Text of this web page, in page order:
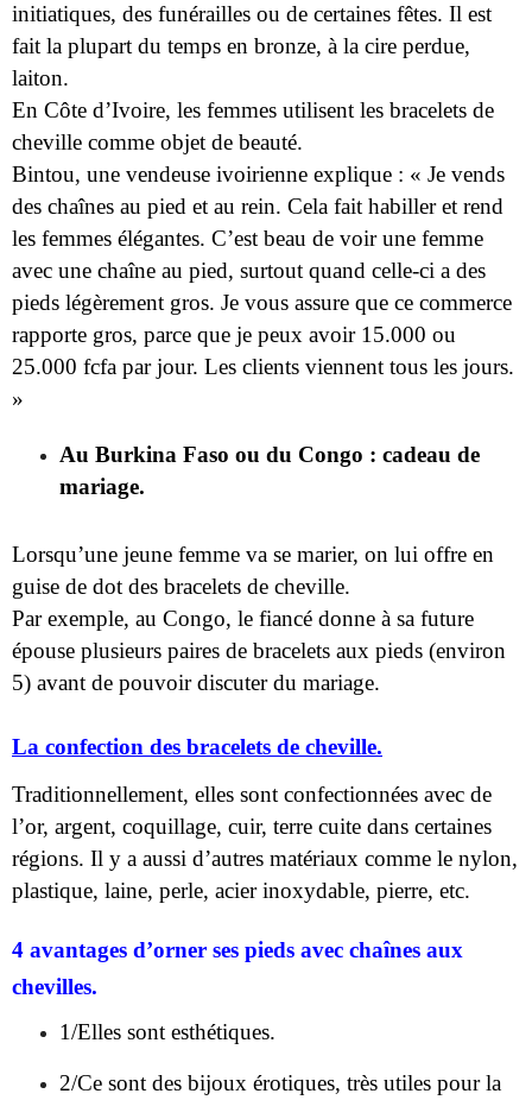
initiatiques, des funérailles ou de certaines fêtes. Il est
fait la plupart du temps en bronze, à la cire perdue,
laiton.
En Côte d’Ivoire, les femmes utilisent les bracelets de
cheville comme objet de beauté.
Bintou, une vendeuse ivoirienne explique : « Je vends
des chaînes au pied et au rein. Cela fait habiller et rend
les femmes élégantes. C’est beau de voir une femme
avec une chaîne au pied, surtout quand celle-ci a des
pieds légèrement gros. Je vous assure que ce commerce
rapporte gros, parce que je peux avoir 15.000 ou
25.000 fcfa par jour. Les clients viennent tous les jours.
»
Au Burkina Faso ou du Congo : cadeau de
mariage.
Lorsqu’une jeune femme va se marier, on lui offre en
guise de dot des bracelets de cheville.
Par exemple, au Congo, le fiancé donne à sa future
épouse plusieurs paires de bracelets aux pieds (environ
5) avant de pouvoir discuter du mariage.
La confection des bracelets de cheville.
Traditionnellement, elles sont confectionnées avec de
l’or, argent, coquillage, cuir, terre cuite dans certaines
régions. Il y a aussi d’autres matériaux comme le nylon,
plastique, laine, perle, acier inoxydable, pierre, etc.
4 avantages d’orner ses pieds avec chaînes aux
chevilles.
1/Elles sont esthétiques.
2/Ce sont des bijoux érotiques, très utiles pour la